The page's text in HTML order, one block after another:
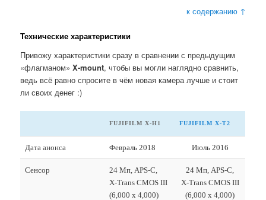
к содержанию ↑
Технические характеристики
Привожу характеристики сразу в сравнении с предыдущим
«флагманом»X-mount, чтобы вы могли наглядно сравнить,
ведь всё равно спросите в чём новая камера лучше и стоит
ли своих денег :)
FUJIFILM X-H1 FUJIFILM X-T2
Дата анонса Февраль 2018 Июль 2016
Сенсор
24 Мп, APS-C,
X-Trans CMOS III
(6,000 x 4,000)
24 Мп, APS-C,
X-Trans CMOS III
(6,000 x 4,000)